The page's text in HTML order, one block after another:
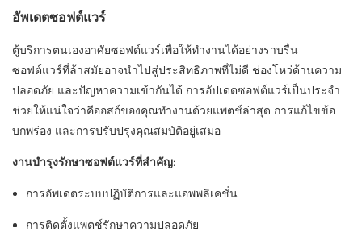
อัพเดตซอฟต์แวร์
ตู้บริการตนเองอาศัยซอฟต์แวร์เพื่อให้ทำงานได้อย่างราบรื่น
ซอฟต์แวร์ที่ล้าสมัยอาจนำไปสู่ประสิทธิภาพที่ไม่ดี ช่องโหว่ด้านความ
ปลอดภัย และปัญหาความเข้ากันได้ การอัปเดตซอฟต์แวร์เป็นประจำ
ช่วยให้แน่ใจว่าคีออสก์ของคุณทำงานด้วยแพตช์ล่าสุด การแก้ไขข้อ
บกพร่อง และการปรับปรุงคุณสมบัติอยู่เสมอ
งานบำรุงรักษาซอฟต์แวร์ที่สำคัญ:
การอัพเดตระบบปฏิบัติการและแอพพลิเคชั่น
การติดตั้งแพตช์รักษาความปลอดภัย